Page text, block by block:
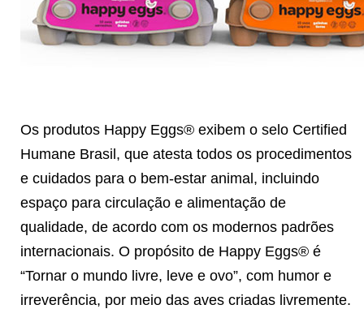
Os produtos Happy Eggs® exibem o selo Certified
Humane Brasil, que atesta todos os procedimentos
e cuidados para o bem-estar animal, incluindo
espaço para circulação e alimentação de
qualidade, de acordo com os modernos padrões
internacionais. O propósito de Happy Eggs® é
“Tornar o mundo livre, leve e ovo”, com humor e
irreverência, por meio das aves criadas livremente.